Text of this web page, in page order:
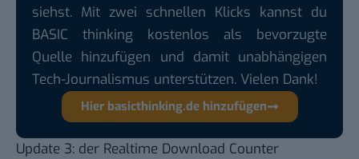
siehst. Mit zwei schnellen Klicks kannst du
BASIC thinking kostenlos als bevorzugte
Quelle hinzufügen und damit unabhängigen
Tech-Journalismus unterstützen. Vielen Dank!
Hier basicthinking.de hinzufügen
Update 3: der Realtime Download Counter